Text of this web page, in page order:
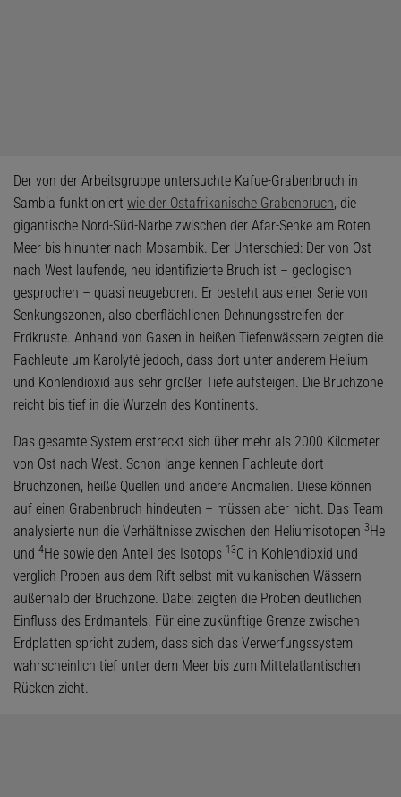
Der von der Arbeitsgruppe untersuchte Kafue-Grabenbruch in
Sambia funktioniert wie der Ostafrikanische Grabenbruch, die
gigantische Nord-Süd-Narbe zwischen der Afar-Senke am Roten
Meer bis hinunter nach Mosambik. Der Unterschied: Der von Ost
nach West laufende, neu identifizierte Bruch ist – geologisch
gesprochen – quasi neugeboren. Er besteht aus einer Serie von
Senkungszonen, also oberflächlichen Dehnungsstreifen der
Erdkruste. Anhand von Gasen in heißen Tiefenwässern zeigten die
Fachleute um Karolytė jedoch, dass dort unter anderem Helium
und Kohlendioxid aus sehr großer Tiefe aufsteigen. Die Bruchzone
reicht bis tief in die Wurzeln des Kontinents.
Das gesamte System erstreckt sich über mehr als 2000 Kilometer
von Ost nach West. Schon lange kennen Fachleute dort
Bruchzonen, heiße Quellen und andere Anomalien. Diese können
auf einen Grabenbruch hindeuten – müssen aber nicht. Das Team
analysierte nun die Verhältnisse zwischen den Heliumisotopen 3He
und 4He sowie den Anteil des Isotops 13C in Kohlendioxid und
verglich Proben aus dem Rift selbst mit vulkanischen Wässern
außerhalb der Bruchzone. Dabei zeigten die Proben deutlichen
Einfluss des Erdmantels. Für eine zukünftige Grenze zwischen
Erdplatten spricht zudem, dass sich das Verwerfungssystem
wahrscheinlich tief unter dem Meer bis zum Mittelatlantischen
Rücken zieht.